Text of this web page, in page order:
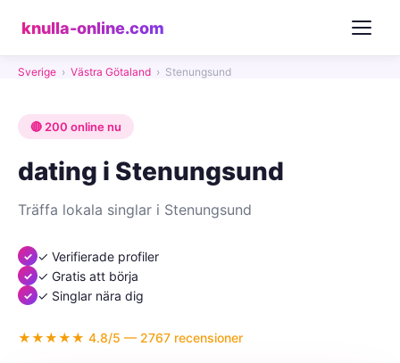
knulla-online.com
Sverige › Västra Götaland › Stenungsund
🔴 200 online nu
dating i Stenungsund
Träffa lokala singlar i Stenungsund
✓ Verifierade profiler
✓ Gratis att börja
✓ Singlar nära dig
★★★★★ 4.8/5 — 2767 recensioner